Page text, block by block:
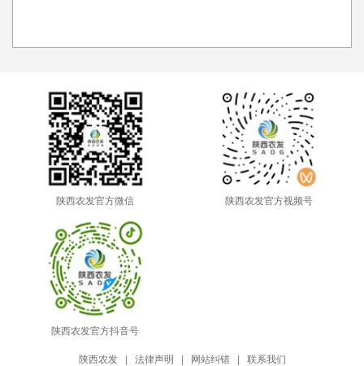
陕西农发官方微信 陕西农发官方视频号
陕西农发官方抖音号
陕西农发| 法律声明 | 网站纠错| 联系我们